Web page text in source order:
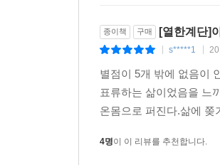
것을 힘들어하는 사람들이
사회 공동체의 객관적 판단
된 스스로의 전망을 묻고 있는
우리가 이 세상에 온 이유는
들을 만나고 놀라워하며 삶
지 않기를 바란다.”
종이책 구매 [열한계단]
s*****1
별점이 5개 밖에 없음이
표류하는 삶이었음을 느
온몸으로 퍼진다.삶에
4명이 이 리뷰를 추천합니다.